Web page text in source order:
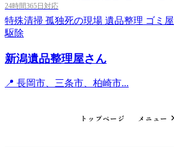
24時間365日対応
特殊清掃 孤独死の現場 遺品整理 ゴミ
駆除
新潟遺品整理屋さん
📍 長岡市、三条市、柏崎市...